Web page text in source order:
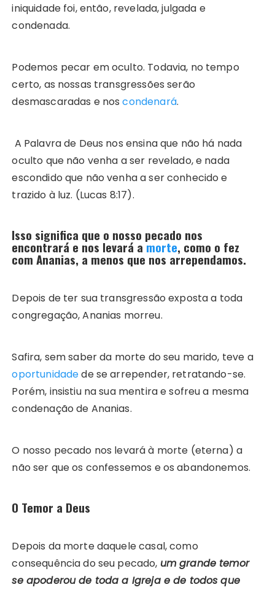
iniquidade foi, então, revelada, julgada e
condenada.
Podemos pecar em oculto. Todavia, no tempo
certo, as nossas transgressões serão
desmascaradas e noscondenará.
A Palavra de Deus nos ensina que não há nada
oculto que não venha a ser revelado, e nada
escondido que não venha a ser conhecido e
trazido à luz. (Lucas 8:17).
Isso significa que o nosso pecado nos
encontrará e nos levará amorte, como o fez
com Ananias, a menos que nos arrependamos.
Depois de ter sua transgressão exposta a toda
congregação, Ananias morreu.
Safira, sem saber da morte do seu marido, teve a
oportunidadede se arrepender, retratando-se.
Porém, insistiu na sua mentira e sofreu a mesma
condenação de Ananias.
O nosso pecado nos levará à morte (eterna) a
não ser que os confessemos e os abandonemos.
O Temor a Deus
Depois da morte daquele casal, como
consequência do seu pecado, um grande temor
se apoderou de toda a Igreja e de todos que